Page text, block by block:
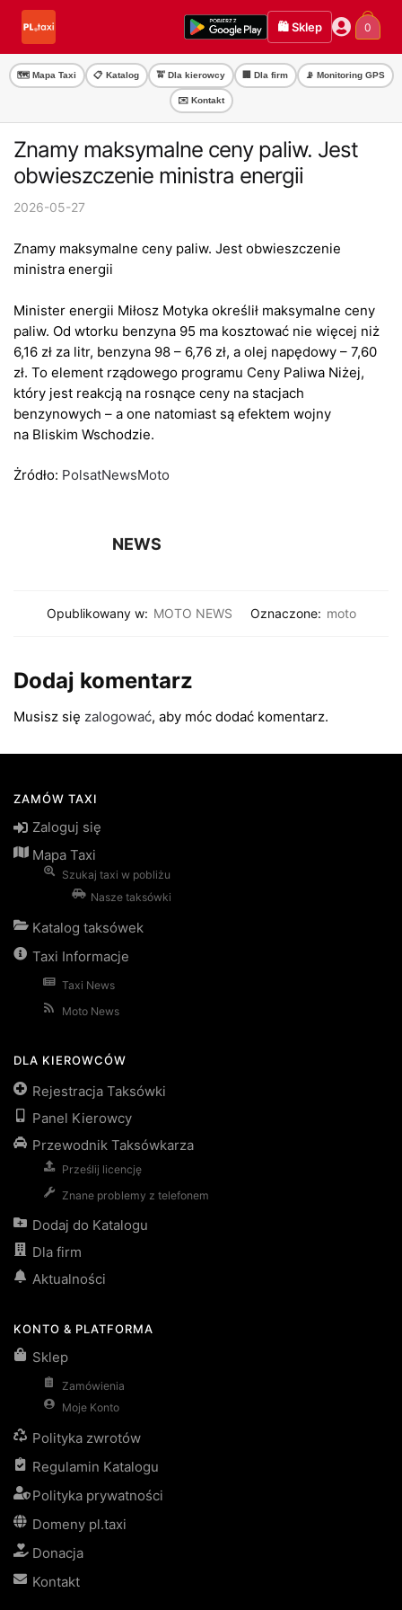
Przejdź
nawigacji
Przejdź
treści
🛍️ Sklep 0
🗺️ Mapa Taxi 📋 Katalog 🚖 Dla kierowcy 🏢 Dla firm 📡 Monitoring GPS
✉️ Kontakt
Znamy maksymalne ceny paliw. Jest
obwieszczenie ministra energii
2026-05-27
Znamy maksymalne ceny paliw. Jest obwieszczenie
ministra energii
Minister energii Miłosz Motyka określił maksymalne ceny
paliw. Od wtorku benzyna 95 ma kosztować nie więcej niż
6,16 zł za litr, benzyna 98 – 6,76 zł, a olej napędowy – 7,60
zł. To element rządowego programu Ceny Paliwa Niżej,
który jest reakcją na rosnące ceny na stacjach
benzynowych – a one natomiast są efektem wojny
na Bliskim Wschodzie.
Żródło: PolsatNewsMoto
NEWS
Opublikowany w: MOTO NEWS Oznaczone: moto
Dodaj komentarz
Musisz się zalogować, aby móc dodać komentarz.
ZAMÓW TAXI
Zaloguj się
Mapa Taxi
Szukaj taxi w pobliżu
Nasze taksówki
Katalog taksówek
Taxi Informacje
Taxi News
Moto News
DLA KIEROWCÓW
Rejestracja Taksówki
Panel Kierowcy
Przewodnik Taksówkarza
Prześlij licencję
Znane problemy z telefonem
Dodaj do Katalogu
Dla firm
Aktualności
KONTO & PLATFORMA
Sklep
Zamówienia
Moje Konto
Polityka zwrotów
Regulamin Katalogu
Polityka prywatności
Domeny pl.taxi
Donacja
Kontakt